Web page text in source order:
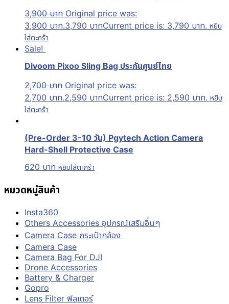
3,900บาท Original price was:
3,900 บาท.3,790 บาทCurrent price is: 3,790 บาท. หยิบ
ใส่ตะกร้า
Sale!
Divoom Pixoo Sling Bag ประกันศูนย์ไทย
2,700บาท Original price was:
2,700 บาท.2,590 บาทCurrent price is: 2,590 บาท. หยิบ
ใส่ตะกร้า
(Pre-Order 3-10 วัน) Pgytech Action Camera
Hard-Shell Protective Case
620 บาท หยิบใส่ตะกร้า
หมวดหมู่สินค้า
Insta360
Others Accessories อุปกรณ์เสริมอื่นๆ
Camera Case กระเป๋ากล้อง
Camera Case
Camera Bag For DJI
Drone Accessories
Battery & Charger
Gopro
Lens Filter ฟิลเตอร์